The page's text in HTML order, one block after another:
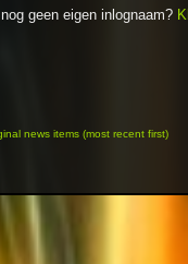
geen eigen inlognaam?
news items (most recent first)